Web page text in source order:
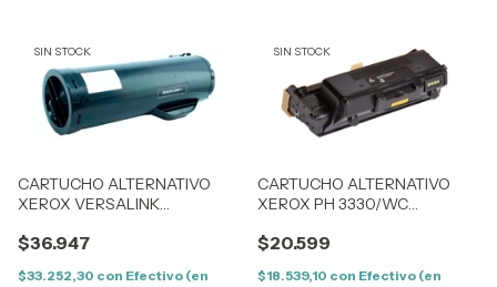
SIN STOCK
CARTUCHO ALTERNATIVO
XEROX VERSALINK
(106R03585) (24.6K)
$36.947
$33.252,30 con Efectivo (en
SIN STOCK
CARTUCHO ALTERNATIVO
XEROX PH 3330/WC
$20.599
$18.539,10 con Efectivo (en